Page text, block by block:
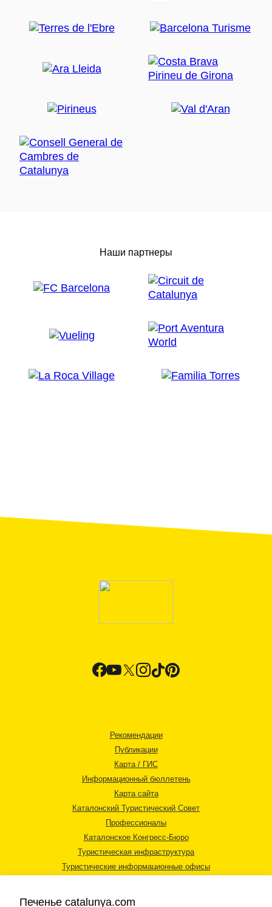
Наши партнеры
Рекомендации
Публикации
Карта / ГИС
Информационный бюллетень
Карта сайта
Каталонский Туристический Совет
Профессионалы
Каталонское Конгресс-Бюро
Туристическая инфраструктура
Туристические информационные офисы
Печенье catalunya.com